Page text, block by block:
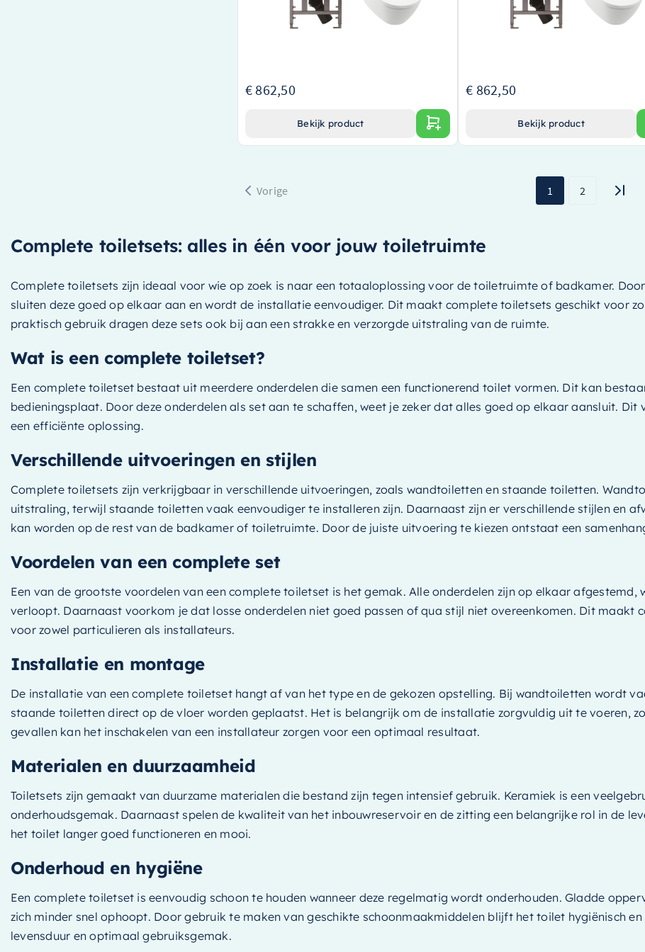
Gemaakt door een gerenommeerd merk in de
sanitairindustrie
Uitgerust met een stijlvolle en eenvoudig te
€ 862,50
Bekijk product
Luxe en duurzaam Ceramic+ materiaal in
stone white
Geïntegreerd inbouwreservoir met stijlvolle
€ 862,50
Bekijk product
Vorige 1 2
Complete toiletsets: alles in één voor jouw toiletruimte
Complete toiletsets zijn ideaal voor wie op zoek is naar een totaaloplossing voor de toiletruimte of badkamer.
sluiten deze goed op elkaar aan en wordt de installatie eenvoudiger. Dit maakt complete toiletsets geschikt voor
praktisch gebruik dragen deze sets ook bij aan een strakke en verzorgde uitstraling van de ruimte.
Wat is een complete toiletset?
Een complete toiletset bestaat uit meerdere onderdelen die samen een functionerend toilet vormen. Dit kan
bedieningsplaat. Door deze onderdelen als set aan te schaffen, weet je zeker dat alles goed op elkaar aansluit.
een efficiënte oplossing.
Verschillende uitvoeringen en stijlen
Complete toiletsets zijn verkrijgbaar in verschillende uitvoeringen, zoals wandtoiletten en staande toiletten.
uitstraling, terwijl staande toiletten vaak eenvoudiger te installeren zijn. Daarnaast zijn er verschillende stijlen en
kan worden op de rest van de badkamer of toiletruimte. Door de juiste uitvoering te kiezen ontstaat een
Voordelen van een complete set
Een van de grootste voordelen van een complete toiletset is het gemak. Alle onderdelen zijn op elkaar
verloopt. Daarnaast voorkom je dat losse onderdelen niet goed passen of qua stijl niet overeenkomen. Dit maakt
voor zowel particulieren als installateurs.
Installatie en montage
De installatie van een complete toiletset hangt af van het type en de gekozen opstelling. Bij wandtoiletten wordt
staande toiletten direct op de vloer worden geplaatst. Het is belangrijk om de installatie zorgvuldig uit te voeren,
gevallen kan het inschakelen van een installateur zorgen voor een optimaal resultaat.
Materialen en duurzaamheid
Toiletsets zijn gemaakt van duurzame materialen die bestand zijn tegen intensief gebruik. Keramiek is een
onderhoudsgemak. Daarnaast spelen de kwaliteit van het inbouwreservoir en de zitting een belangrijke rol in de
het toilet langer goed functioneren en mooi.
Onderhoud en hygiëne
Een complete toiletset is eenvoudig schoon te houden wanneer deze regelmatig wordt onderhouden. Gladde
zich minder snel ophoopt. Door gebruik te maken van geschikte schoonmaakmiddelen blijft het toilet hygiënisch
levensduur en optimaal gebruiksgemak.